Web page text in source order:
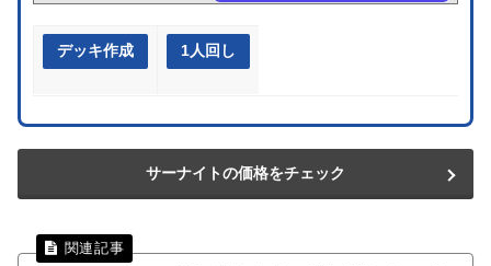
デッキ作成 1人回し
サーナイトの価格をチェック